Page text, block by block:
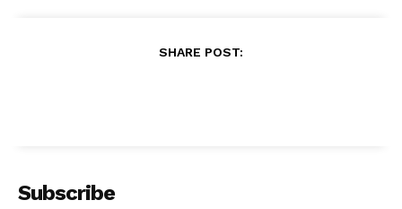
SHARE POST:
Subscribe